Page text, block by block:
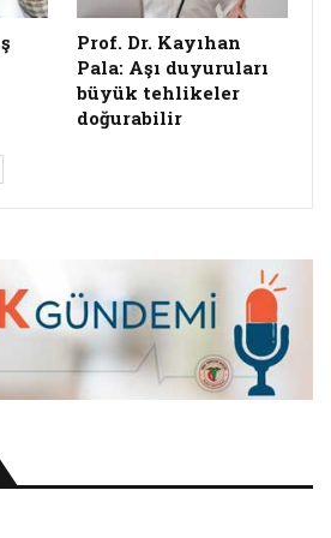
Prof. Dr. Kayıhan
Pala: Aşı duyuruları
büyük tehlikeler
doğurabilir